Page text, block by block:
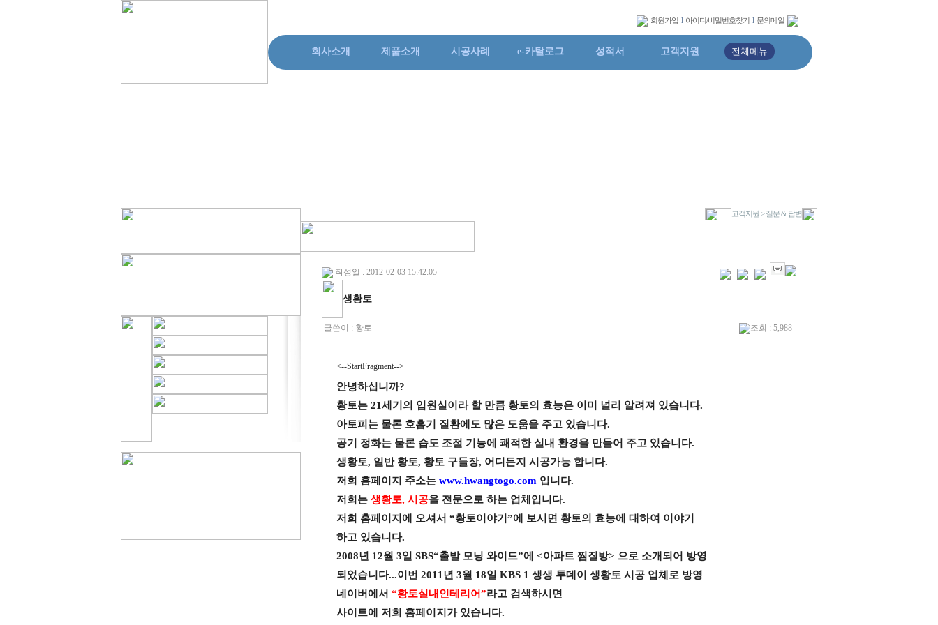
회원가입 l 아이디/비밀번호찾기 l 문의메일
회사소개 제품소개 시공사례 e-카탈로그 성적서 고객지원 전체메뉴
고객지원 > 질문 & 답변
작성일 : 2012-02-03 15:42:05
생황토
글쓴이 : 황토 조회 : 5,988
<--StartFragment-->
안녕하십니까?
황토는 21세기의 입원실이라 할 만큼 황토의 효능은 이미 널리 알려져 있습니다.
아토피는 물론 호흡기 질환에도 많은 도움을 주고 있습니다.
공기 정화는 물론 습도 조절 기능에 쾌적한 실내 환경을 만들어 주고 있습니다.
생황토, 일반 황토, 황토 구들장, 어디든지 시공가능 합니다.
저희 홈페이지 주소는 www.hwangtogo.com 입니다.
저희는 생황토, 시공을 전문으로 하는 업체입니다.
저희 홈페이지에 오셔서 “황토이야기”에 보시면 황토의 효능에 대하여 이야기
하고 있습니다.
2008년 12월 3일 SBS“출발 모닝 와이드”에 <아파트 찜질방> 으로 소개되어 방영
되었습니다...이번 2011년 3월 18일 KBS 1 생생 투데이 생황토 시공 업체로 방영
네이버에서 “황토실내인테리어”라고 검색하시면
사이트에 저희 홈페이지가 있습니다.